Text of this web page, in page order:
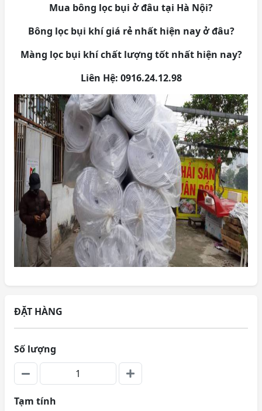
Mua bông lọc bụi ở đâu tại Hà Nội?
Bông lọc bụi khí giá rẻ nhất hiện nay ở đâu?
Màng lọc bụi khí chất lượng tốt nhất hiện nay?
Liên Hệ: 0916.24.12.98
ĐẶT HÀNG
Số lượng
Tạm tính